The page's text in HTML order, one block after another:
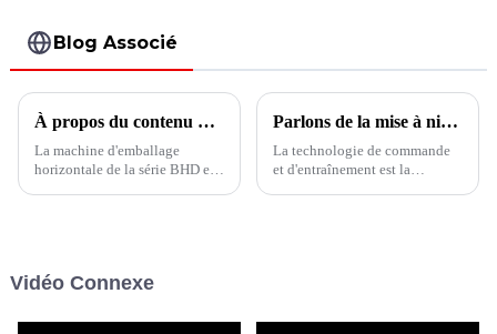
Blog Associé
À propos du contenu de travail de la série BHD Machines d'emballage de sachets
La machine d'emballage
horizontale de la série BHD est
verseur, sachets façonnés,
Parlons de la mise à niveau des produits de machines d'emballage
La technologie de commande
et d'entraînement est la
génération d'avoir une...
Vidéo Connexe